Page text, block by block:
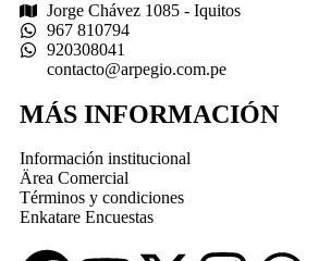
Jorge Chávez 1085 - Iquitos
967 810794
920308041
contacto@arpegio.com.pe
MÁS INFORMACIÓN
Información institucional
Ärea Comercial
Términos y condiciones
Enkatare Encuestas